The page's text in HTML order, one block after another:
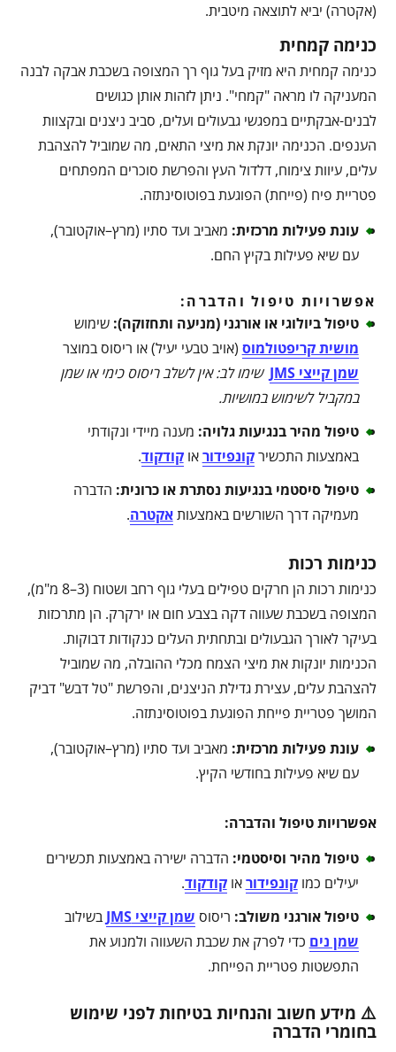
(אקטרה) יביא לתוצאה מיטבית.
כנימה קמחית
כנימה קמחית היא מזיק בעל גוף רך המצופה בשכבת אבקה לבנה
המעניקה לו מראה "קמחי". ניתן לזהות אותן כגושים
לבנים-אבקתיים במפגשי גבעולים ועלים, סביב ניצנים ובקצוות
הענפים. הכנימה יונקת את מיצי התאים, מה שמוביל להצהבת
עלים, עיוות צימוח, דלדול העץ והפרשת סוכרים המפתחים
פטריית פיח (פייחת) הפוגעת בפוטוסינתזה.
עונת פעילות מרכזית: מאביב ועד סתיו (מרץ–אוקטובר),
עם שיא פעילות בקיץ החם.
אפשרויות טיפול והדברה:
טיפול ביולוגי או אורגני (מניעה ותחזוקה): שימוש
מושית קריפטולמוס (אויב טבעי יעיל) או ריסוס במוצר
שמן קייצי JMS
שימו לב: אין לשלב ריסוס כימי או שמן
במקביל לשימוש במושיות.
טיפול מהיר בנגיעות גלויה: מענה מיידי ונקודתי
באמצעות התכשירקונפידוראוקודקוד.
טיפול סיסטמי בנגיעות נסתרת או כרונית: הדברה
מעמיקה דרך השורשים באמצעותאקטרה.
כנימות רכות
כנימות רכות הן חרקים טפילים בעלי גוף רחב ושטוח (3–8 מ"מ),
המצופה בשכבת שעווה דקה בצבע חום או ירקרק. הן מתרכזות
בעיקר לאורך הגבעולים ובתחתית העלים כנקודות דבוקות.
הכנימות יונקות את מיצי הצמח מכלי ההובלה, מה שמוביל
להצהבת עלים, עצירת גדילת הניצנים, והפרשת "טל דבש" דביק
המושך פטריית פייחת הפוגעת בפוטוסינתזה.
עונת פעילות מרכזית: מאביב ועד סתיו (מרץ–אוקטובר),
עם שיא פעילות בחודשי הקיץ.
אפשרויות טיפול והדברה:
טיפול מהיר וסיסטמי: הדברה ישירה באמצעות תכשירים
יעילים כמוקונפידוראוקודקוד.
טיפול אורגני משולב: ריסוס שמן קייצי JMS
בשילוב
שמן נים כדי לפרק את שכבת השעווה ולמנוע את
התפשטות פטריית הפייחת.
⚠️ מידע חשוב והנחיות בטיחות לפני שימוש
בחומרי הדברה